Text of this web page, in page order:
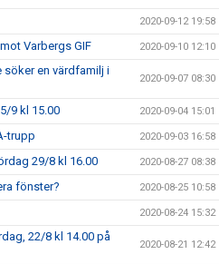
2020-09-12 19:58
Varbergs GIF 2020-09-10 12:10
söker en värdfamilj i
2020-09-07 08:30
9 kl 15.00 2020-09-04 15:01
trupp 2020-09-03 16:58
29/8 kl 16.00 2020-08-27 08:38
fönster? 2020-08-25 10:58
2020-08-24 15:32
22/8 kl 14.00 på
2020-08-21 12:42